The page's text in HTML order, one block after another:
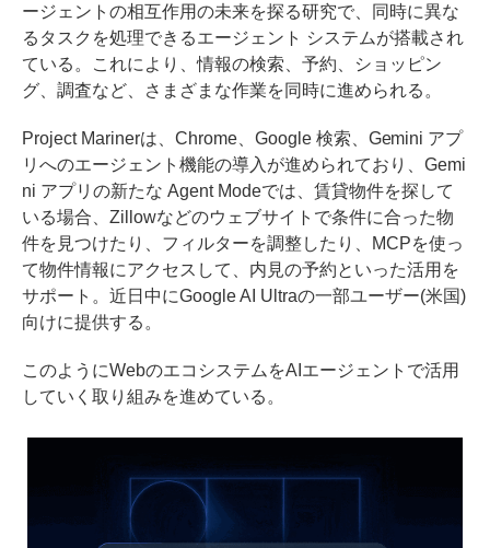
ージェントの相互作用の未来を探る研究で、同時に異な
るタスクを処理できるエージェント システムが搭載され
ている。これにより、情報の検索、予約、ショッピン
グ、調査など、さまざまな作業を同時に進められる。
Project Marinerは、Chrome、Google 検索、Gemini アプ
リへのエージェント機能の導入が進められており、Gemi
ni アプリの新たな Agent Modeでは、賃貸物件を探して
いる場合、Zillowなどのウェブサイトで条件に合った物
件を見つけたり、フィルターを調整したり、MCPを使っ
て物件情報にアクセスして、内見の予約といった活用を
サポート。近日中にGoogle AI Ultraの一部ユーザー(米国)
向けに提供する。
このようにWebのエコシステムをAIエージェントで活用
していく取り組みを進めている。